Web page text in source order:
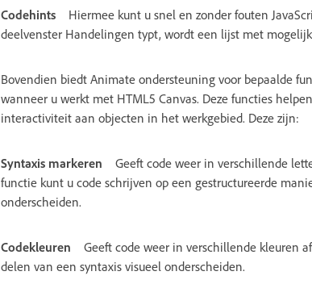
Codehints
Hiermee kunt u snel en zonder fouten
deelvenster Handelingen typt, wordt een lijst met
Bovendien biedt Animate ondersteuning voor bepaalde
wanneer u werkt met HTML5 Canvas. Deze functies
interactiviteit aan objecten in het werkgebied. Deze zijn:
Syntaxis markeren
Geeft code weer in verschillende
functie kunt u code schrijven op een gestructureerde
onderscheiden.
Codekleuren
Geeft code weer in verschillende kleuren
delen van een syntaxis visueel onderscheiden.